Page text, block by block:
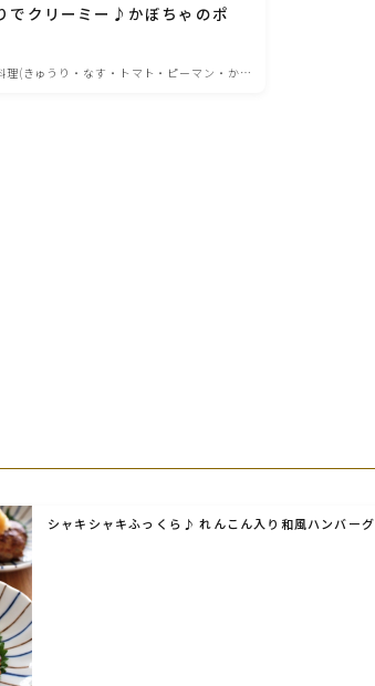
でクリーミー♪かぼちゃのポ
理(きゅうり・なす・トマト・ピーマン・かぼ
シャキシャキふっくら♪ れんこん入り和風ハンバーグ